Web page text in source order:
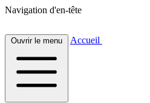
Navigation d'en-tête
Ouvrir le menu Accueil